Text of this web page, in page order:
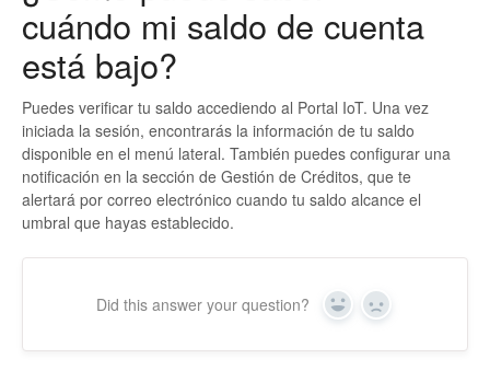
cuándo mi saldo de cuenta
está bajo?
Puedes verificar tu saldo accediendo al Portal IoT. Una vez
iniciada la sesión, encontrarás la información de tu saldo
disponible en el menú lateral. También puedes configurar una
notificación en la sección de Gestión de Créditos, que te
alertará por correo electrónico cuando tu saldo alcance el
umbral que hayas establecido.
Did this answer your question? Yes No